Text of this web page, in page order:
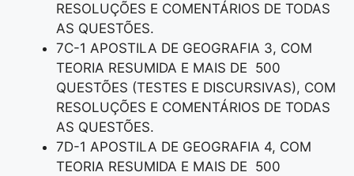
RESOLUÇÕES E COMENTÁRIOS DE TODAS
AS QUESTÕES.
7C-1 APOSTILA DE GEOGRAFIA 3, COM
TEORIA RESUMIDA E MAIS DE 500
QUESTÕES (TESTES E DISCURSIVAS), COM
RESOLUÇÕES E COMENTÁRIOS DE TODAS
AS QUESTÕES.
7D-1 APOSTILA DE GEOGRAFIA 4, COM
TEORIA RESUMIDA E MAIS DE 500